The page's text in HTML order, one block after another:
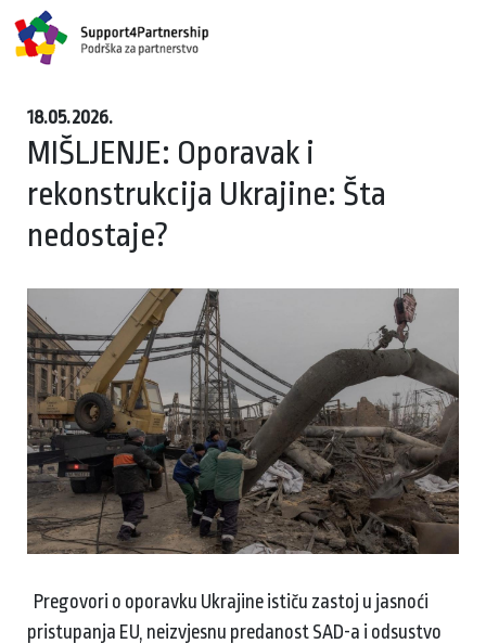
18.05.2026.
MIŠLJENJE: Oporavak i
rekonstrukcija Ukrajine: Šta
nedostaje?
Pregovori o oporavku Ukrajine ističu zastoj u jasnoći
pristupanja EU, neizvjesnu predanost SAD-a i odsustvo